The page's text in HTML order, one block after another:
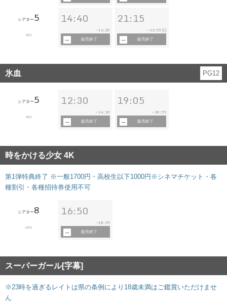
シアター5
89分
14:40
~ 16:20
販売終了
21:15
~ 22:55 [L]
販売終了
氷血 PG12
シアター5
98分
12:30
~14:20
販売終了
19:05
~ 20:55
販売終了
時をかける少女 4K
第1弾特典終了 ※一般1700円・高校生以下1000円※シネマチケット・各
種割引・各種招待券使用不可
シアター8
100分
16:50
~18:35
販売終了
スーパーガール[字幕]
※23時を過ぎるレイトは県の条例により18歳未満はご鑑賞いただけませ
ん